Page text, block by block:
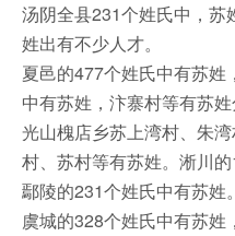
汤阴全县231个姓氏中，
姓出有不少人才。
夏邑的477个姓氏中有苏
中有苏姓，汴寨村等有苏姓
光山槐店乡苏上湾村、朱
村、苏村等有苏姓。淅川的
鄢陵的231个姓氏中有苏姓。
虞城的328个姓氏中有苏